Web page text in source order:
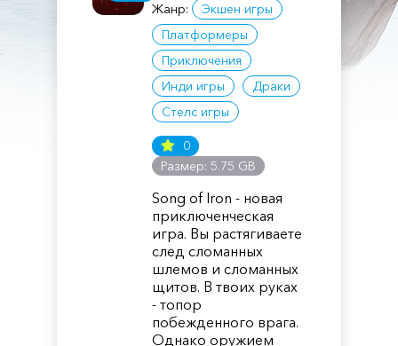
Жанр:
Экшен игры
Платформеры
Приключения
Инди игры
Драки
Стелс игры
0
Размер: 5.75 GB
Song of Iron - новая
приключенческая
игра. Вы растягиваете
след сломанных
шлемов и сломанных
щитов. В твоих руках
- топор
побежденного врага.
Однако оружием